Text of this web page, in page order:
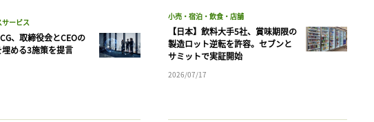
ービス
、取締役会とCEOの
める3施策を提言
小売・宿泊・飲食・店舗
【日本】飲料大手5社、賞味期限の
製造ロット逆転を許容。セブンと
サミットで実証開始
2026/07/17